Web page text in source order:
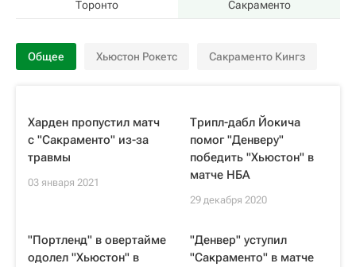
Торонто Сакраменто
Общее Хьюстон Рокетс Сакраменто Кингз
Харден пропустил матч
с "Сакраменто" из-за
травмы
03 января 2021
Трипл-дабл Йокича
помог "Денверу"
победить "Хьюстон" в
матче НБА
29 декабря 2020
"Портленд" в овертайме
одолел "Хьюстон" в
"Денвер" уступил
"Сакраменто" в матче